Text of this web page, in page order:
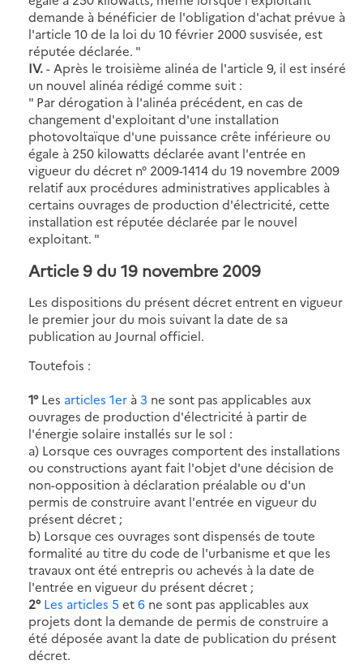
demande à bénéficier de l'obligation d'achat prévue à
l'article 10 de la loi du 10 février 2000 susvisée, est
réputée déclarée. "
IV.- Après le troisième alinéa de l'article 9, il est inséré
un nouvel alinéa rédigé comme suit :
" Par dérogation à l'alinéa précédent, en cas de
changement d'exploitant d'une installation
photovoltaïque d'une puissance crête inférieure ou
égale à 250 kilowatts déclarée avant l'entrée en
vigueur du décret n° 2009-1414 du 19 novembre 2009
relatif aux procédures administratives applicables à
certains ouvrages de production d'électricité, cette
installation est réputée déclarée par le nouvel
exploitant. "
Article 9 du 19 novembre 2009
Les dispositions du présent décret entrent en vigueur
le premier jour du mois suivant la date de sa
publication au Journal officiel.
Toutefois :
1°Les articles 1er à 3 ne sont pas applicables aux
ouvrages de production d'électricité à partir de
l'énergie solaire installés sur le sol :
a) Lorsque ces ouvrages comportent des installations
ou constructions ayant fait l'objet d'une décision de
non-opposition à déclaration préalable ou d'un
permis de construire avant l'entrée en vigueur du
présent décret ;
b) Lorsque ces ouvrages sont dispensés de toute
formalité au titre du code de l'urbanisme et que les
travaux ont été entrepris ou achevés à la date de
l'entrée en vigueur du présent décret ;
2° Les articles 5 et6 ne sont pas applicables aux
projets dont la demande de permis de construire a
été déposée avant la date de publication du présent
décret.